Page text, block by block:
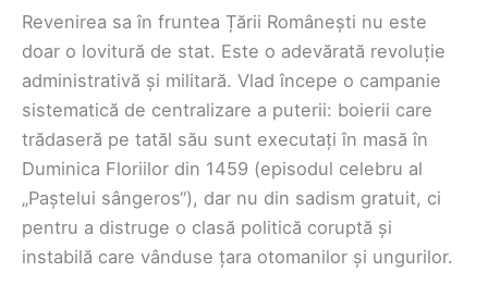
Revenirea sa în fruntea Țării Românești nu este
doar o lovitură de stat. Este o adevărată revoluție
administrativă și militară. Vlad începe o campanie
sistematică de centralizare a puterii: boierii care
trădaseră pe tatăl său sunt executați în masă în
Duminica Floriilor din 1459 (episodul celebru al
„Paștelui sângeros“), dar nu din sadism gratuit, ci
pentru a distruge o clasă politică coruptă și
instabilă care vânduse țara otomanilor și ungurilor.